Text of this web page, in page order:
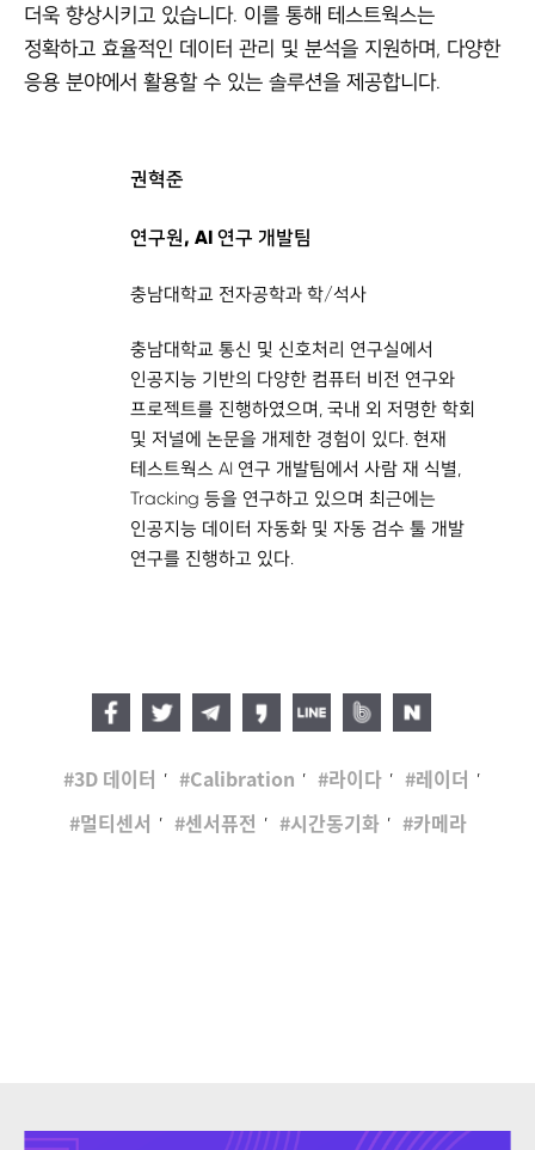
더욱 향상시키고 있습니다. 이를 통해 테스트웍스는
정확하고 효율적인 데이터 관리 및 분석을 지원하며, 다양한
응용 분야에서 활용할 수 있는 솔루션을 제공합니다.
권혁준
연구원, AI 연구 개발팀
충남대학교 전자공학과 학/석사
충남대학교 통신 및 신호처리 연구실에서
인공지능 기반의 다양한 컴퓨터 비전 연구와
프로젝트를 진행하였으며, 국내 외 저명한 학회
및 저널에 논문을 개제한 경험이 있다. 현재
테스트웍스 AI 연구 개발팀에서 사람 재 식별,
Tracking 등을 연구하고 있으며 최근에는
인공지능 데이터 자동화 및 자동 검수 툴 개발
연구를 진행하고 있다.
3D 데이터 , Calibration , 라이다 , 레이더 ,
멀티센서 , 센서퓨전 , 시간동기화 , 카메라